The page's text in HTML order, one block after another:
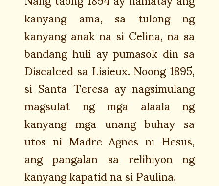
kanyang ama, sa tulong ng
kanyang anak na si Celina, na sa
bandang huli ay pumasok din sa
Discalced sa Lisieux. Noong 1895,
si Santa Teresa ay nagsimulang
magsulat ng mga alaala ng
kanyang mga unang buhay sa
utos ni Madre Agnes ni Hesus,
ang pangalan sa relihiyon ng
kanyang kapatid na si Paulina.